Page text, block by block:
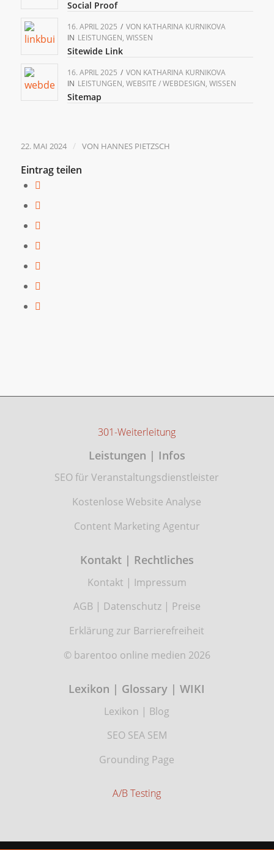
Social Proof
16. APRIL 2025 / VON KATHARINA KURNIKOVA
IN LEISTUNGEN, WISSEN
Sitewide Link
16. APRIL 2025 / VON KATHARINA KURNIKOVA
IN LEISTUNGEN, WEBSITE / WEBDESIGN, WISSEN
Sitemap
22. MAI 2024 / VON HANNES PIETZSCH
Eintrag teilen
301-Weiterleitung
Leistungen | Infos
SEO für Veranstaltungsdienstleister
Kostenlose Website Analyse
Content Marketing Agentur
Kontakt | Rechtliches
Kontakt | Impressum
AGB| Datenschutz| Preise
Erklärung zur Barrierefreiheit
© barentoo online medien 2026
Lexikon | Glossary | WIKI
Lexikon | Blog
SEO SEA SEM
Grounding Page
A/B Testing